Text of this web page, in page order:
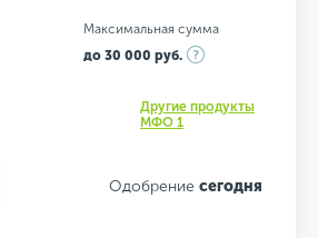
Максимальная сумма
до 30 000 руб.
Другие продукты
МФО 1
Одобрение сегодня